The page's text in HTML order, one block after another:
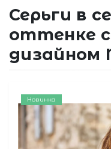
Серьги в
оттенке
дизайном
Новинка